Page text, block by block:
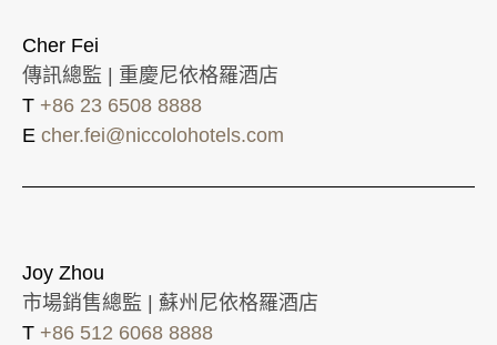
Cher Fei
傳訊總監 | 重慶尼依格羅酒店
T +86 23 6508 8888
E cher.fei@niccolohotels.com
Joy Zhou
市場銷售總監 | 蘇州尼依格羅酒店
T +86 512 6068 8888